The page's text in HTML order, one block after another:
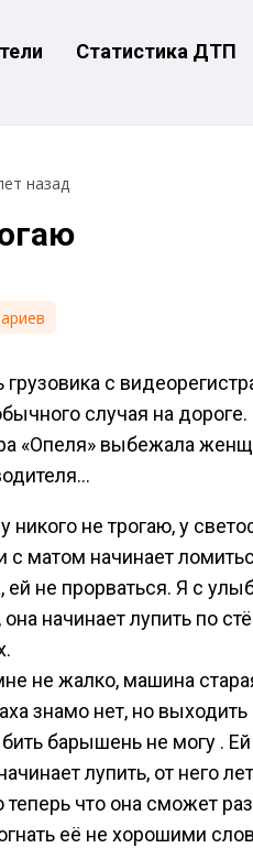
Статистика ДТП
назад
грузовика с
случая на дороге.
«Опеля» выбежала
никого не трогаю, у
матом начинает
не прорваться. Я с
начинает лупить по
не жалко, машина
знамо нет, но
барышень не могу .
лупить, от него
что она сможет
её не хорошими